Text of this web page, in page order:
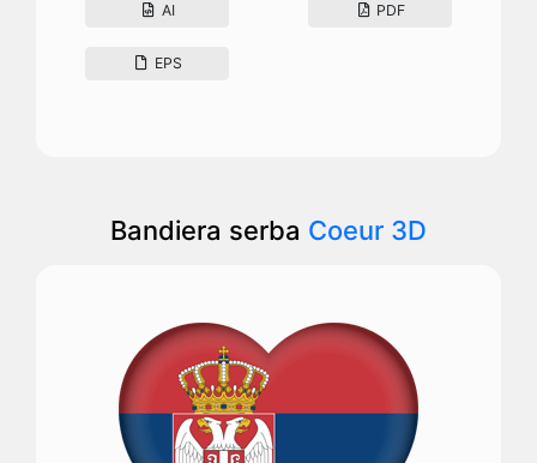
AI PDF
EPS
Bandiera serba Coeur 3D